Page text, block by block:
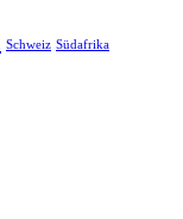
Schweiz Südafrika